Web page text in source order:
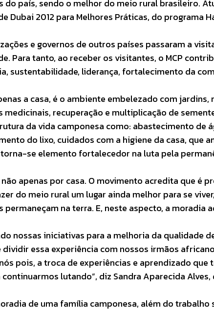
país, sendo o melhor do meio rural brasileiro.
Dubai 2012 para Melhores Práticas, do programa
e governos de outros países passaram a
Para tanto, ao receber os visitantes, o MCP
sustentabilidade, liderança, fortalecimento da
a casa, é o ambiente embelezado com jardins,
recuperação e multiplicação de
da vida camponesa como: abastecimento de
do lixo, cuidados com a higiene da casa, que
se elemento fortalecedor na luta pela
apenas por casa. O movimento acredita que é
do meio rural um lugar ainda melhor para se viver,
na terra. E, neste aspecto, a moradia
nossas iniciativas para a melhoria da qualidade
essa experiência com nossos irmãos
pois, a troca de experiências e aprendizado que
lutando”, diz Sandra Aparecida Alves,
de uma família camponesa, além do trabalho